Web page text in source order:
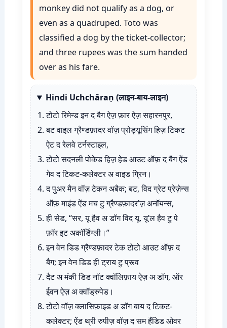
monkey did not qualify as a dog, or
even as a quadruped. Toto was
classified a dog by the ticket-collector;
and three rupees was the sum handed
over as his fare.
Hindi Uchchāraṇ (लाइन-बाय-लाइन)
टोटो रिमेन्ड इन द बैग ऐज़ फ़ार ऐज़ सहारनपुर,
बट वाइल ग्रैण्डफ़ादर वॉज़ प्रोड्यूसिंग हिज़ टिकट
ऐट द रेलवे टर्नस्टाइल,
टोटो सदनली पोकेड हिज़ हेड आउट ऑफ़ द बैग ऐंड
गेव द टिकट-कलेक्टर अ वाइड ग्रिन।
द पुअर मैन वॉज़ टेकन अबैक; बट, विद ग्रेट प्रेज़ेन्स
ऑफ़ माइंड ऐंड मच टु ग्रैण्डफ़ादर’ज़ अनॉयन्स,
ही सेड, “सर, यू हैव अ डॉग विद यू. यू’ल हैव टु पे
फ़ॉर इट अकॉर्डिंग्ली।”
इन वेन डिड ग्रैण्डफ़ादर टेक टोटो आउट ऑफ़ द
बैग; इन वेन डिड ही ट्राय टु प्रूव
दैट अ मंकी डिड नॉट क्वॉलिफ़ाय ऐज़ अ डॉग, ऑर
ईवन ऐज़ अ क्वॉड्रुपेड।
टोटो वॉज़ क्लासिफ़ाइड अ डॉग बाय द टिकट-
कलेक्टर; ऐंड थ्री रुपीज़ वॉज़ द सम हैंडिड ओवर